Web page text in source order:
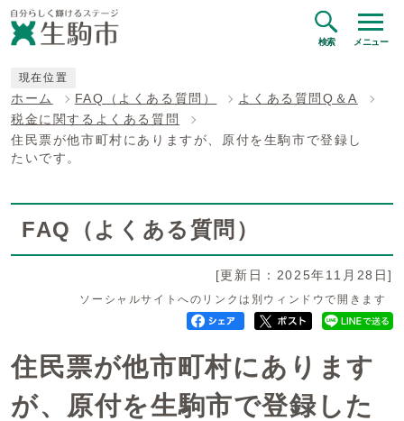
検索 メニュー
現在位置
ホーム FAQ（よくある質問）
よくある質問Q＆A
税金に関するよくある質問
住民票が他市町村にありますが、原付を生駒市で登録し
たいです。
FAQ（よくある質問）
[更新日：2025年11月28日]
ソーシャルサイトへのリンクは別ウィンドウで開きます
住民票が他市町村にあります
が、原付を生駒市で登録した